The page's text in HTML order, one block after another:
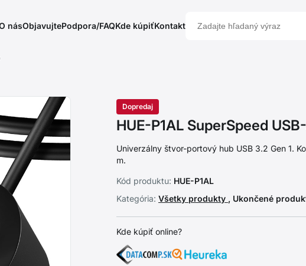
násObjavujtePodpora/FAQKde kúpiťKontakt
Dopredaj
HUE-P1AL SuperSpeed
Univerzálny štvor-portový hub USB 3.2 Gen 1.
m.
Kód produktu: HUE-P1AL
Kategória: Všetky produkty , Ukončené
Kde kúpiť online?